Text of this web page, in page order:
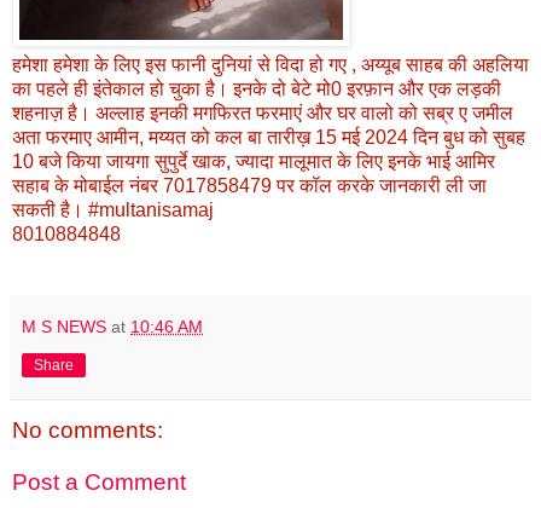
हमेशा हमेशा के लिए इस फानी दुनियां से विदा हो गए , अय्यूब साहब की अहलिया
का पहले ही इंतेकाल हो चुका है। इनके दो बेटे मो0 इरफ़ान और एक लड़की
शहनाज़ है। अल्लाह इनकी मगफिरत फरमाएं और घर वालो को सब्र ए जमील
अता फरमाए आमीन, मय्यत को कल बा तारीख़ 15 मई 2024 दिन बुध को सुबह
10 बजे किया जायगा सुपुर्दे खाक, ज्यादा मालूमात के लिए इनके भाई आमिर
सहाब के मोबाईल नंबर 7017858479 पर कॉल करके जानकारी ली जा
सकती है। #multanisamaj
8010884848
M S NEWS at 10:46 AM
Share
No comments:
Post a Comment